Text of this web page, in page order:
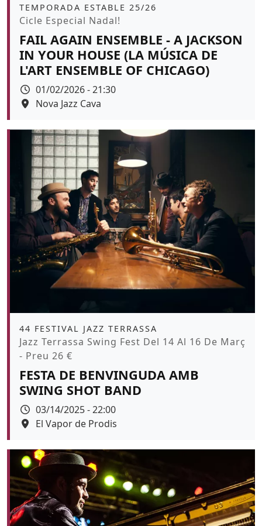
Àmbit
TEMPORADA ESTABLE 25/26
Promoció
Cicle Especial Nadal!
FAIL AGAIN ENSEMBLE - A JACKSON
IN YOUR HOUSE (LA MÚSICA DE
L'ART ENSEMBLE OF CHICAGO)
Data
01/02/2026 - 21:30
Espai
Nova Jazz Cava
Àmbit
44 FESTIVAL JAZZ TERRASSA
Promoció
Jazz Terrassa Swing Fest Del 14 Al 16 De Març
- Preu 26 €
FESTA DE BENVINGUDA AMB
SWING SHOT BAND
Data
03/14/2025 - 22:00
Espai
El Vapor de Prodis